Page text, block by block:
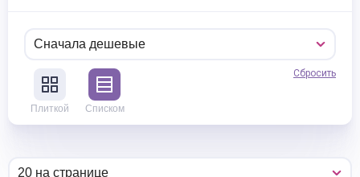
Плиткой Списком
Сбросить